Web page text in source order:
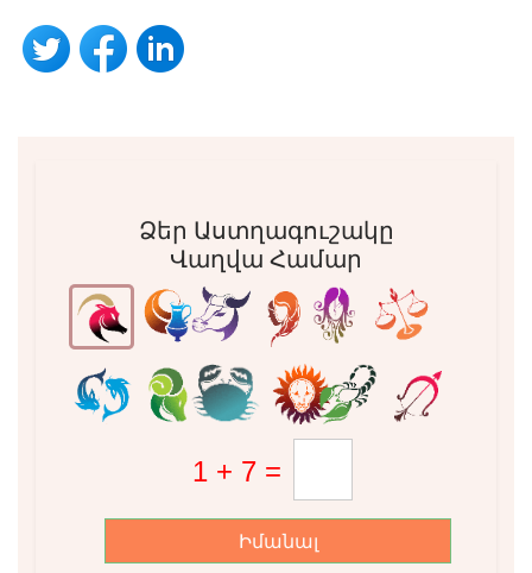
Ձեր Աստղագուշակը
Վաղվա Համար
Իմանալ